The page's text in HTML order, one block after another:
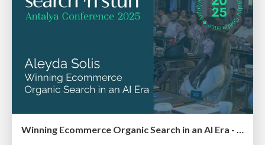
Winning Ecommerce Organic Search in an AI Era - #searchnstuff2025